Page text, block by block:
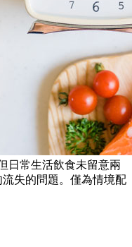
日常生活飲食未留意兩
失的問題。僅為情境配